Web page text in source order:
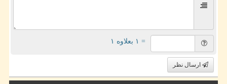
= ۱ بعلاوه ۱
ارسال نظر